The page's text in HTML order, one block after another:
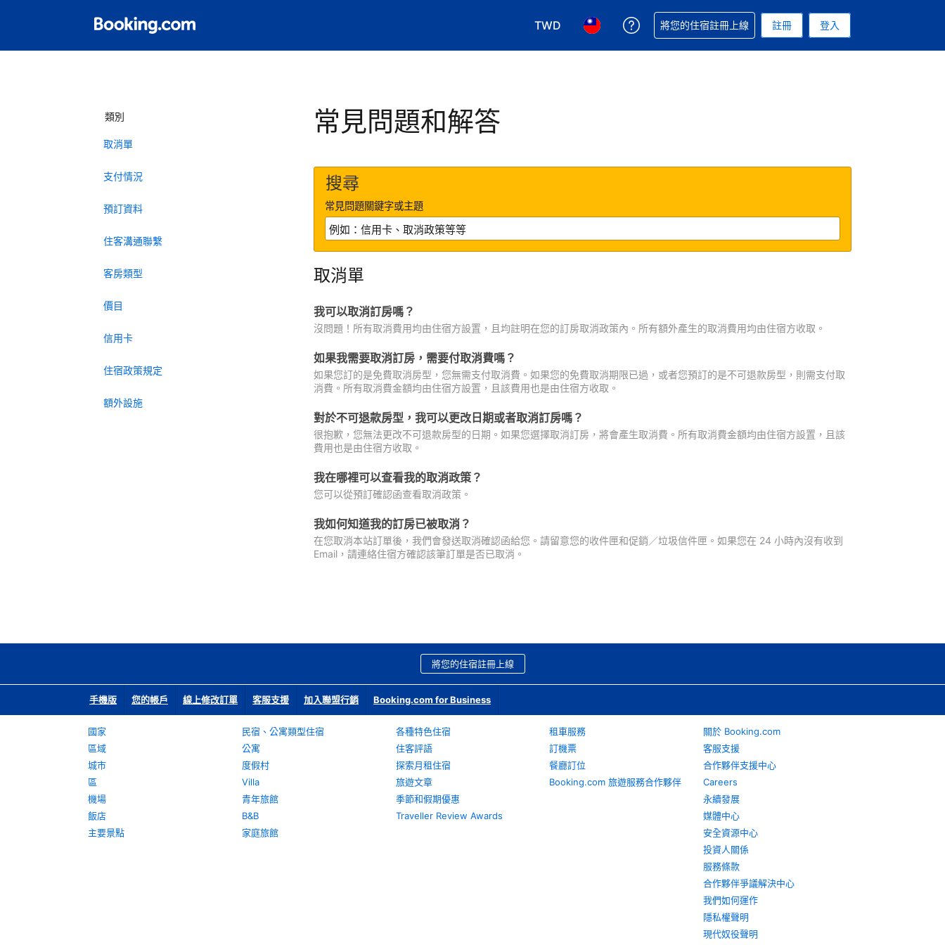
TWD
選擇您使用的幣別. 您現在所使用的幣別為新台幣
選擇您使用的語言. 您目前所選的語言是繁體中文
取得訂單相關協助
將您的住宿註冊上線 註冊 登入
類別
取消單
支付情況
預訂資料
住客溝通聯繫
客房類型
價目
信用卡
住宿政策規定
額外設施
常見問題和解答
搜尋
常見問題關鍵字或主題
取消單
我可以取消訂房嗎？
沒問題！所有取消費用均由住宿方設置，且均註明在您的訂房取消政策內。所有額外產生的取消費用均由住宿方收取。
如果我需要取消訂房，需要付取消費嗎？
如果您訂的是免費取消房型，您無需支付取消費。如果您的免費取消期限已過，或者您預訂的是不可退款房型，則需支付取
消費。所有取消費金額均由住宿方設置，且該費用也是由住宿方收取。
對於不可退款房型，我可以更改日期或者取消訂房嗎？
很抱歉，您無法更改不可退款房型的日期。如果您選擇取消訂房，將會產生取消費。所有取消費金額均由住宿方設置，且該
費用也是由住宿方收取。
我在哪裡可以查看我的取消政策？
您可以從預訂確認函查看取消政策。
我如何知道我的訂房已被取消？
在您取消本站訂單後，我們會發送取消確認函給您。請留意您的收件匣和促銷／垃圾信件匣。如果您在 24 小時內沒有收到
Email，請連絡住宿方確認該筆訂單是否已取消。
將您的住宿註冊上線
手機版 您的帳戶 線上修改訂單 客服支援 加入聯盟行銷 Booking.com for Business
國家
區域
城市
區
機場
飯店
主要景點
民宿、公寓類型住宿
公寓
度假村
Villa
青年旅館
B&B
家庭旅館
各種特色住宿
住客評語
探索月租住宿
旅遊文章
季節和假期優惠
Traveller Review Awards
租車服務
訂機票
餐廳訂位
Booking.com 旅遊服務合作夥伴
關於 Booking.com
客服支援
合作夥伴支援中心
Careers
永續發展
媒體中心
安全資源中心
投資人關係
服務條款
合作夥伴爭議解決中心
我們如何運作
隱私權聲明
現代奴役聲明